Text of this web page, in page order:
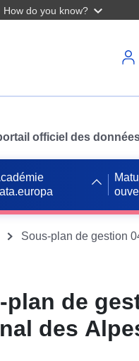
How do you know?
officiel des
plan de
des